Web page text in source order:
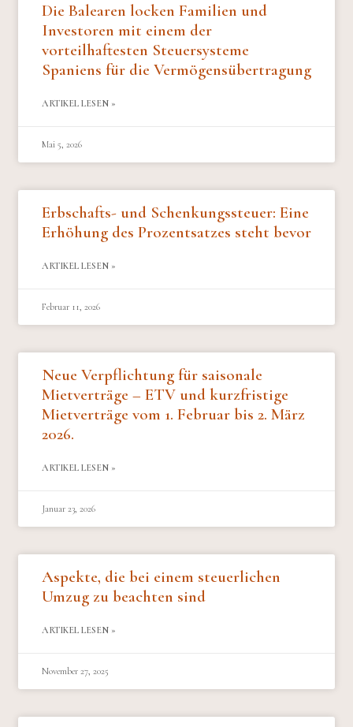
Die Balearen locken Familien und
Investoren mit einem der
vorteilhaftesten Steuersysteme
Spaniens für die Vermögensübertragung
ARTIKEL LESEN »
Mai 5, 2026
Erbschafts- und Schenkungssteuer: Eine
Erhöhung des Prozentsatzes steht bevor
ARTIKEL LESEN »
Februar 11, 2026
Neue Verpflichtung für saisonale
Mietverträge – ETV und kurzfristige
Mietverträge vom 1. Februar bis 2. März
2026.
ARTIKEL LESEN »
Januar 23, 2026
Aspekte, die bei einem steuerlichen
Umzug zu beachten sind
ARTIKEL LESEN »
November 27, 2025